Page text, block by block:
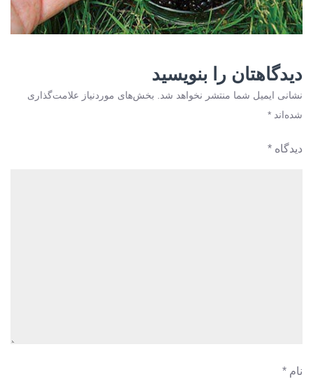
دیدگاهتان را بنویسید
نشانی ایمیل شما منتشر نخواهد شد.
بخش‌های موردنیاز علامت‌گذاری
شده‌اند *
دیدگاه *
نام *